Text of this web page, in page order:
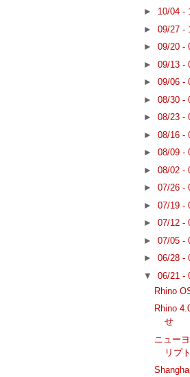
► 10/04 -
► 09/27 -
► 09/20 -
► 09/13 -
► 09/06 -
► 08/30 -
► 08/23 -
► 08/16 -
► 08/09 -
► 08/02 -
► 07/26 -
► 07/19 -
► 07/12 -
► 07/05 -
► 06/28 -
▼ 06/21 -
Rhino
Rhino
せ
ニュー
リプ